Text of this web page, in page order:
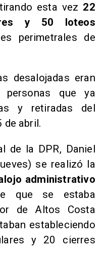
esta vez 22
y 50 loteos
perimetrales de
desalojadas eran
personas que ya
y retiradas del
de abril.
de la DPR, Daniel
se realizó la
administrativo
que se estaba
de Altos Costa
estableciendo
y 20 cierres